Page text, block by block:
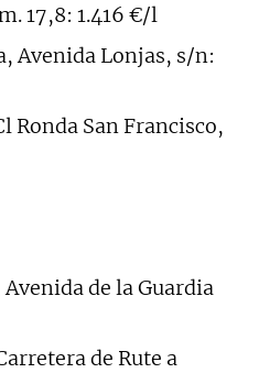
17,8: 1.416 €/l
Avenida Lonjas, s/n:
Ronda San Francisco,
Avenida de la Guardia
de Rute a